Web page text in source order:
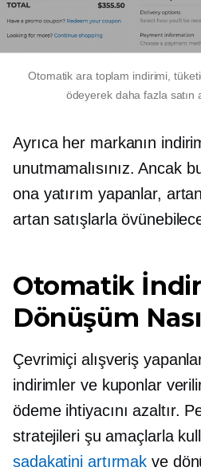
Otomatik ara toplam indirimi,
ödeyerek daha fazla satın
Ayrıca her markanın
unutmamalısınız. Ancak
ona yatırım yapanlar,
artan satışlarla
Otomatik
Dönüşüm
Çevrimiçi alışveriş
indirimler ve kuponlar
ödeme ihtiyacını azaltır.
stratejileri şu amaçlarla
sadakatini artırmak ve